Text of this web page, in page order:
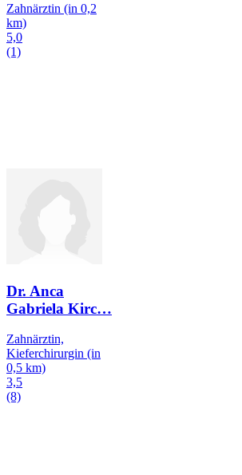
Zahnärztin (in 0,2
km)
5,0
(1)
Dr. Anca
Gabriela Kirc…
Zahnärztin,
Kieferchirurgin (in
0,5 km)
3,5
(8)